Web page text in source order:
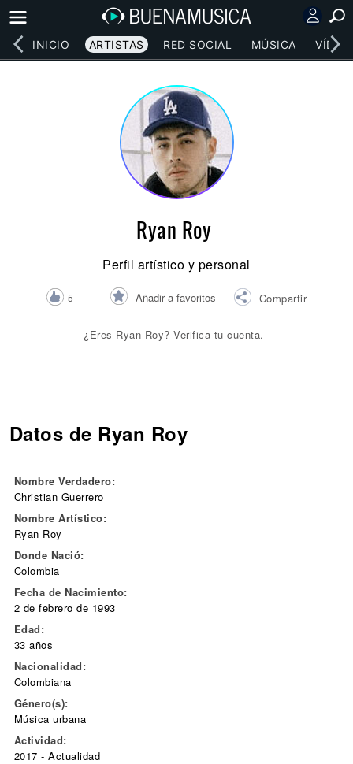
INICIO ARTISTAS RED SOCIAL MÚSICA
Ryan Roy
Perfil artístico y personal
5 Añadir a favoritos Compartir
¿Eres Ryan Roy? Verifica tu cuenta.
Datos de Ryan Roy
Nombre Verdadero:
Christian Guerrero
Nombre Artístico:
Ryan Roy
Donde Nació:
Colombia
Fecha de Nacimiento:
2 de febrero de 1993
Edad:
33 años
Nacionalidad:
Colombiana
Género(s):
Música urbana
Actividad:
2017 - Actualidad